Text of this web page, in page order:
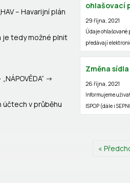
– Havarijní plán
je tedy možné plnit
->
účtech v průběhu
ohlašovací
29 října, 2021
Údaje ohlašované
předávají
Změna
26 října, 2021
Informujeme
ISPOP (dále i
«